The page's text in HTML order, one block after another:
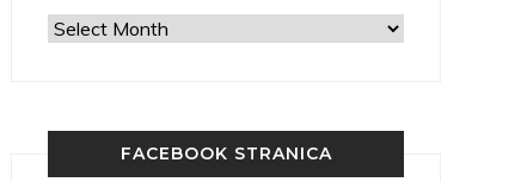
Arhiva
FACEBOOK STRANICA